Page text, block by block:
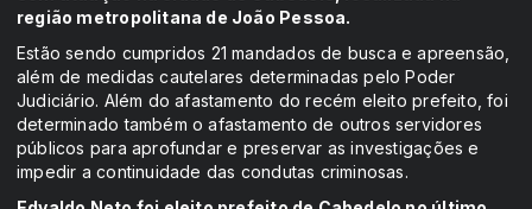
região metropolitana de João Pessoa.
Estão sendo cumpridos 21 mandados de busca e apreensão,
além de medidas cautelares determinadas pelo Poder
Judiciário. Além do afastamento do recém eleito prefeito, foi
determinado também o afastamento de outros servidores
públicos para aprofundar e preservar as investigações e
impedir a continuidade das condutas criminosas.